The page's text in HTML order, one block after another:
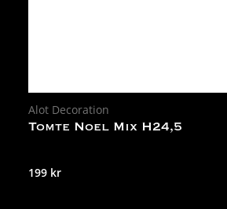
Alot Decoration
Tomte Noel Mix H24,5
199 kr